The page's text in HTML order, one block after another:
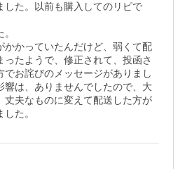
した。以前も購入してのリピで
かかっていたんだけど、弱くて配
たようで、修正されて、投函さ
でお詫びのメッセージがありまし
響は、ありませんでしたので、大
丈夫なものに変えて配送した方が
た。